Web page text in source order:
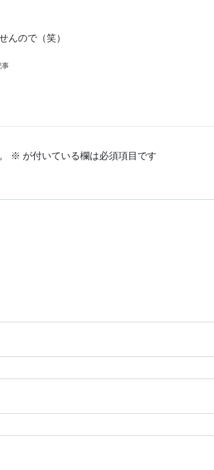
んので（笑）
事
※ が付いている欄は必須項目です